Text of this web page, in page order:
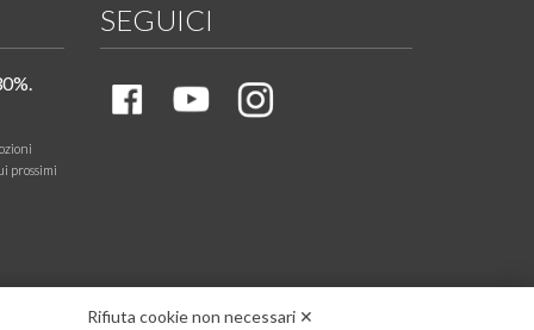
prossimi
SEGUICI
Rifiuta cookie non necessari ✕